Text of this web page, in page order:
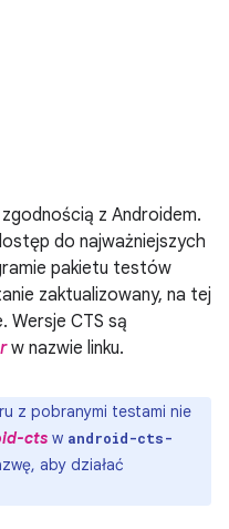
z Androidem.
do najważniejszych
pakietu testów
zaktualizowany, na tej
Wersje CTS są
w nazwie linku.
z pobranymi testami nie
cts w android-cts-
aby działać